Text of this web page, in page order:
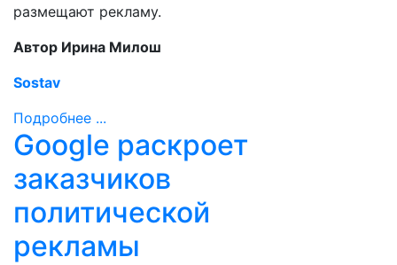
размещают рекламу.
Автор Ирина Милош
Sostav
Подробнее ...
Google раскроет
заказчиков
политической
рекламы